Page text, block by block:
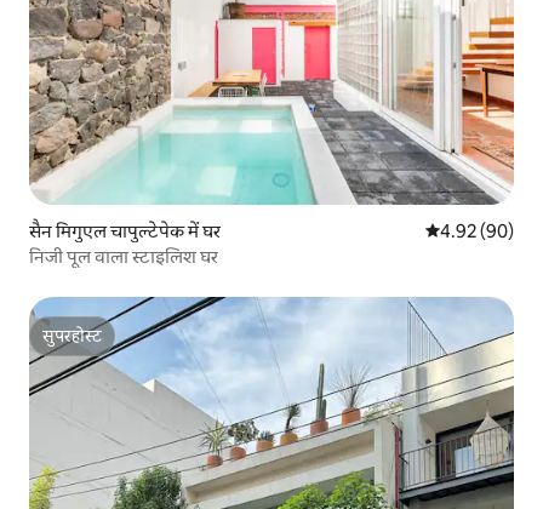
सैन मिगुएल चापुल्टेपेक में घर औसत रेटिंग 5 में
4.92 (90)
निजी पूल वाला स्टाइलिश घर
सुपरहोस्ट
सुपरहोस्ट